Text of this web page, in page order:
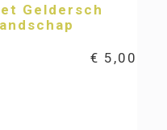
Geldersch
€ 5,00